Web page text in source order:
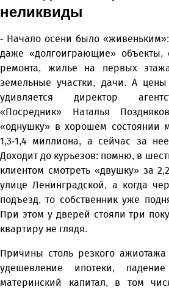
неликвиды
- Начало осени было
даже «долгоиграющие» объекты,
ремонта, жилье на первых
земельные участки, дачи. А
удивляется директор
«Посредник» Наталья
«однушку» в хорошем состоянии
1,3-1,4 миллиона, а сейчас за
Доходит до курьезов: помню, в
клиентом смотреть «двушку» за
улице Ленинградской, а когда
подъезд, то собственник уже
При этом у дверей стояли три
квартиру не глядя.
Причины столь резкого
удешевление ипотеки, падение
материнский капитал, в том